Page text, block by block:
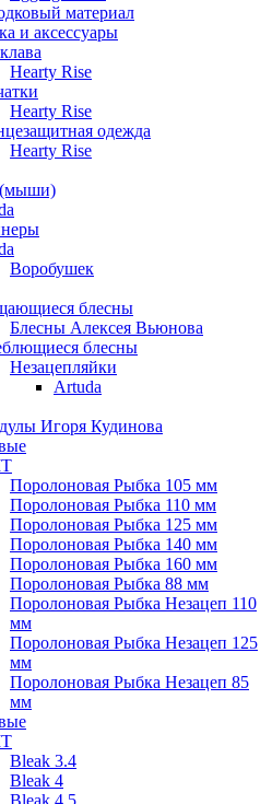
материал
и аксессуары
Hearty Rise
Hearty Rise
одежда
Hearty Rise
(мыши)
Воробушек
блесны
Блесны Алексея Вьюнова
блесны
Незацепляйки
Artuda
Игоря Кудинова
Поролоновая Рыбка 105 мм
Поролоновая Рыбка 110 мм
Поролоновая Рыбка 125 мм
Поролоновая Рыбка 140 мм
Поролоновая Рыбка 160 мм
Поролоновая Рыбка 88 мм
Поролоновая Рыбка Незацеп 110
мм
Поролоновая Рыбка Незацеп 125
мм
Поролоновая Рыбка Незацеп 85
мм
Bleak 3.4
Bleak 4
Bleak 4.5